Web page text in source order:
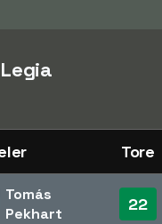
Tore
Tomás
Pekhart
22